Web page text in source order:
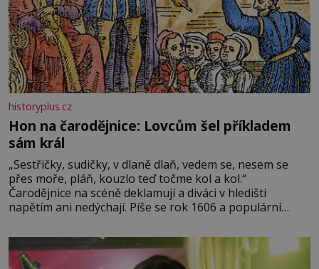
historyplus.cz
Hon na čarodějnice: Lovcům šel příkladem
sám král
„Sestřičky, sudičky, v dlaně dlaň, vedem se, nesem se
přes moře, pláň, kouzlo teď točme kol a kol.“
Čarodějnice na scéně deklamují a diváci v hledišti
napětím ani nedýchají. Píše se rok 1606 a populární
Tragédii o Macbethovi. Napsal ji pro krále Jakuba I., jenž
v roce 1603 vystřídal